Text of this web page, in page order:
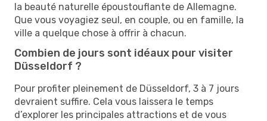
la beauté naturelle époustouflante de Allemagne.
Que vous voyagiez seul, en couple, ou en famille, la
ville a quelque chose à offrir à chacun.
Combien de jours sont idéaux pour visiter
Düsseldorf ?
Pour profiter pleinement de Düsseldorf, 3 à 7 jours
devraient suffire. Cela vous laissera le temps
d’explorer les principales attractions et de vous